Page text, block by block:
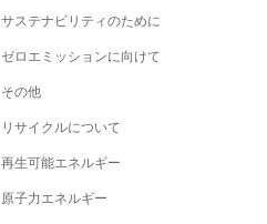
サステナビリティのために
ゼロエミッションに向けて
その他
リサイクルについて
再生可能エネルギー
原子力エネルギー